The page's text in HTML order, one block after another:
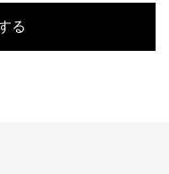
る